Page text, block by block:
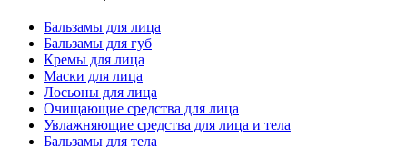
Бальзамы для лица
Бальзамы для губ
Кремы для лица
Маски для лица
Лосьоны для лица
Очищающие средства для лица
Увлажняющие средства для лица и тела
Бальзамы для тела